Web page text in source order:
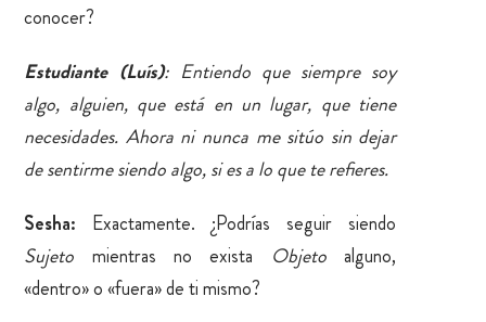
conocer?
Estudiante (Luís): Entiendo que siempre soy
algo, alguien, que está en un lugar, que tiene
necesidades. Ahora ni nunca me sitúo sin dejar
de sentirme siendo algo, si es a lo que te refieres.
Sesha: Exactamente. ¿Podrías seguir siendo
Sujeto mientras no exista Objetoalguno,
«dentro» o «fuera» de ti mismo?